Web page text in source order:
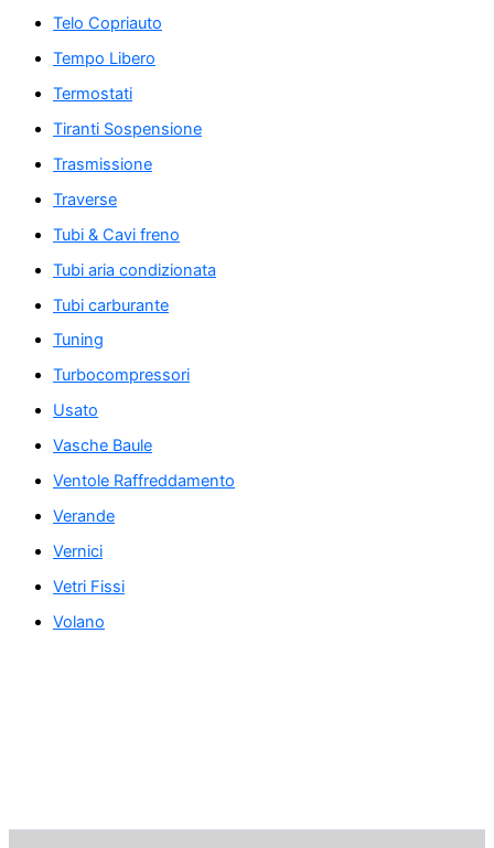
Telo Copriauto
Tempo Libero
Termostati
Tiranti Sospensione
Trasmissione
Traverse
Tubi & Cavi freno
Tubi aria condizionata
Tubi carburante
Tuning
Turbocompressori
Usato
Vasche Baule
Ventole Raffreddamento
Verande
Vernici
Vetri Fissi
Volano